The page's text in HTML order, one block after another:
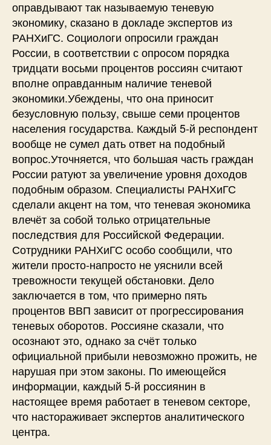
оправдывают так называемую теневую
экономику, сказано в докладе экспертов из
РАНХиГС. Социологи опросили граждан
России, в соответствии с опросом порядка
тридцати восьми процентов россиян считают
вполне оправданным наличие теневой
экономики.Убеждены, что она приносит
безусловную пользу, свыше семи процентов
населения государства. Каждый 5-й респондент
вообще не сумел дать ответ на подобный
вопрос.Уточняется, что большая часть граждан
России ратуют за увеличение уровня доходов
подобным образом. Специалисты РАНХиГС
сделали акцент на том, что теневая экономика
влечёт за собой только отрицательные
последствия для Российской Федерации.
Сотрудники РАНХиГС особо сообщили, что
жители просто-напросто не уяснили всей
тревожности текущей обстановки. Дело
заключается в том, что примерно пять
процентов ВВП зависит от прогрессирования
теневых оборотов. Россияне сказали, что
осознают это, однако за счёт только
официальной прибыли невозможно прожить, не
нарушая при этом законы. По имеющейся
информации, каждый 5-й россиянин в
настоящее время работает в теневом секторе,
что настораживает экспертов аналитического
центра.